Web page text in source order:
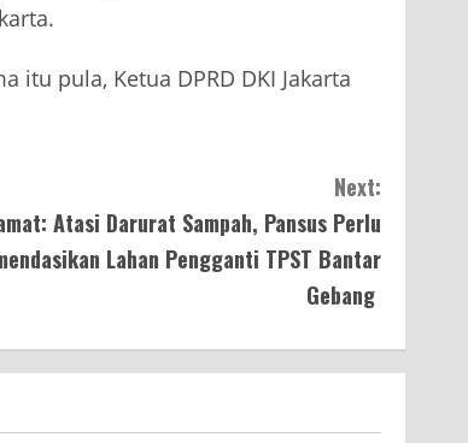
itu pula, Ketua DPRD DKI Jakarta
Next:
Atasi Darurat Sampah, Pansus Perlu
Lahan Pengganti TPST Bantar
Gebang